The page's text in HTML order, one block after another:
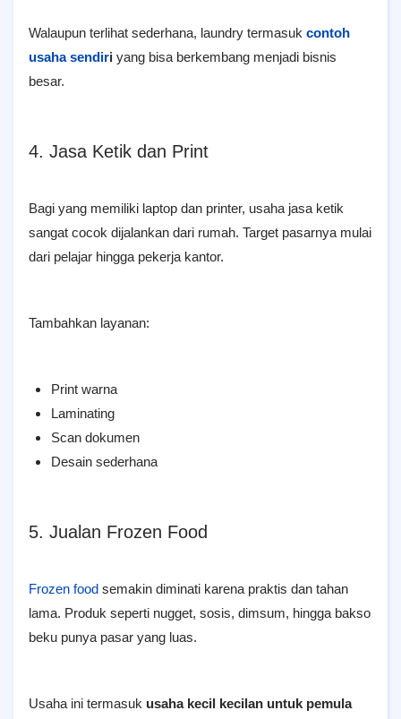
Walaupun terlihat sederhana, laundry termasuk contoh
usaha sendiri yang bisa berkembang menjadi bisnis
besar.
4. Jasa Ketik dan Print
Bagi yang memiliki laptop dan printer, usaha jasa ketik
sangat cocok dijalankan dari rumah. Target pasarnya mulai
dari pelajar hingga pekerja kantor.
Tambahkan layanan:
Print warna
Laminating
Scan dokumen
Desain sederhana
5. Jualan Frozen Food
Frozen food semakin diminati karena praktis dan tahan
lama. Produk seperti nugget, sosis, dimsum, hingga bakso
beku punya pasar yang luas.
Usaha ini termasuk usaha kecil kecilan untuk pemula